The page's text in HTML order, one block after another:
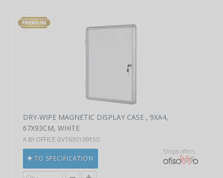
DRY-WIPE MAGNETIC DISPLAY CASE , 9XA4,
67X93CM, WHITE
A BI-OFFICE GVT630109150
TO SPECIFICATION
Shops offers